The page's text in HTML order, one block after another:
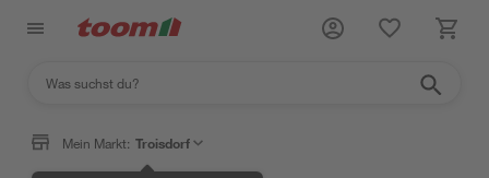
Mein Markt: Troisdorf